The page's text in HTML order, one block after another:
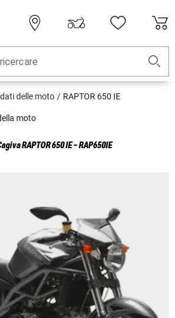
delle moto RAPTOR 650 IE
moto
RAPTOR 650 IE - RAP650IE